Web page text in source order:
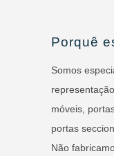
Porquê
Somos
móveis,
portas
Não